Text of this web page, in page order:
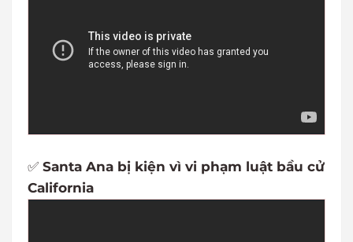
✅ Santa Ana bị kiện vì vi phạm luật bầu cử
California